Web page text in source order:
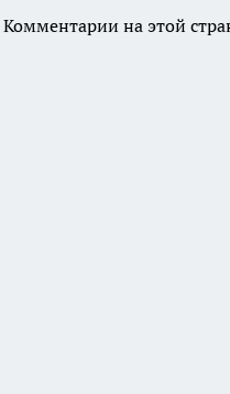
Комментарии на этой